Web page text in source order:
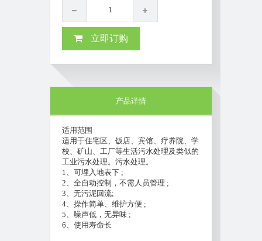
立即订购
产品详情
适用范围
适用于住宅区、饭店、宾馆、疗养院、学
校、矿山、工厂等生活污水处理及类似的
工业污水处理。污水处理。
1、可埋入地表下 ;
2、全自动控制，不需人员管理 ;
3、无污泥回流;
4、操作简单、维护方便 ;
5、噪声低，无异味 ;
6、使用寿命长